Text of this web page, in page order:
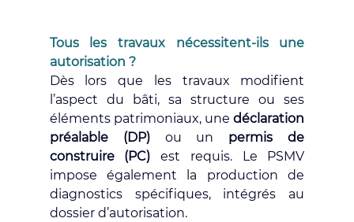
Tous les travaux nécessitent-ils une
autorisation ?
Dès lors que les travaux modifient
l’aspect du bâti, sa structure ou ses
éléments patrimoniaux, une déclaration
préalable (DP) ou un permis de
construire (PC) est requis. Le PSMV
impose également la production de
diagnostics spécifiques, intégrés au
dossier d’autorisation.